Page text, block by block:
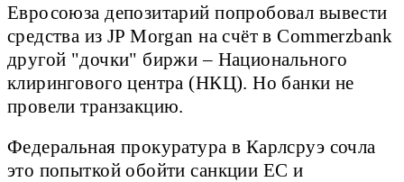
Евросоюза депозитарий попробовал вывести
средства из JP Morgan на счёт в Commerzbank
другой "дочки" биржи – Национального
клирингового центра (НКЦ). Но банки не
провели транзакцию.
Федеральная прокуратура в Карлсруэ сочла
это попыткой обойти санкции ЕС и